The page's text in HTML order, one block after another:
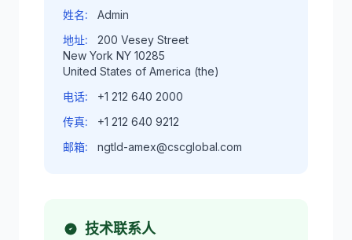
姓名:
Admin
地址:
200 Vesey Street
New York NY 10285
United States of America (the)
电话:
+1 212 640 2000
传真:
+1 212 640 9212
邮箱:
ngtld-amex@cscglobal.com
技术联系人